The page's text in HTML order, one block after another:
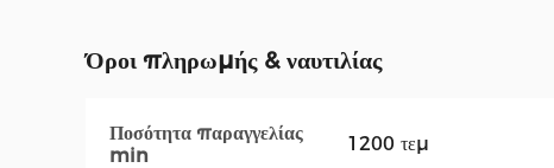
Όροι πληρωμής & ναυτιλίας
Ποσότητα παραγγελίας
min
1200 τεμ